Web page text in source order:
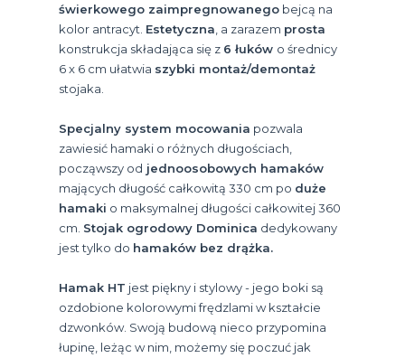
świerkowego zaimpregnowanego bejcą na
kolor antracyt. Estetyczna , a zarazem prosta
konstrukcja składająca się z 6 łuków o średnicy
6 x 6 cm ułatwia szybki montaż/demontaż
stojaka.
Specjalny system mocowania pozwala
zawiesić hamaki o różnych długościach,
począwszy od jednoosobowych hamaków
mających długość całkowitą 330 cm po duże
hamaki o maksymalnej długości całkowitej 360
cm. Stojak ogrodowy Dominica dedykowany
jest tylko do hamaków bez drążka.
Hamak HT jest piękny i stylowy - jego boki są
ozdobione kolorowymi frędzlami w kształcie
dzwonków. Swoją budową nieco przypomina
łupinę, leżąc w nim, możemy się poczuć jak